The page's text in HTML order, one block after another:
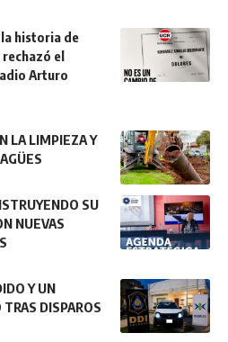
historia de
rechazó el
Arturo
LA LIMPIEZA Y
SU
NUEVAS
Y UN
DISPAROS